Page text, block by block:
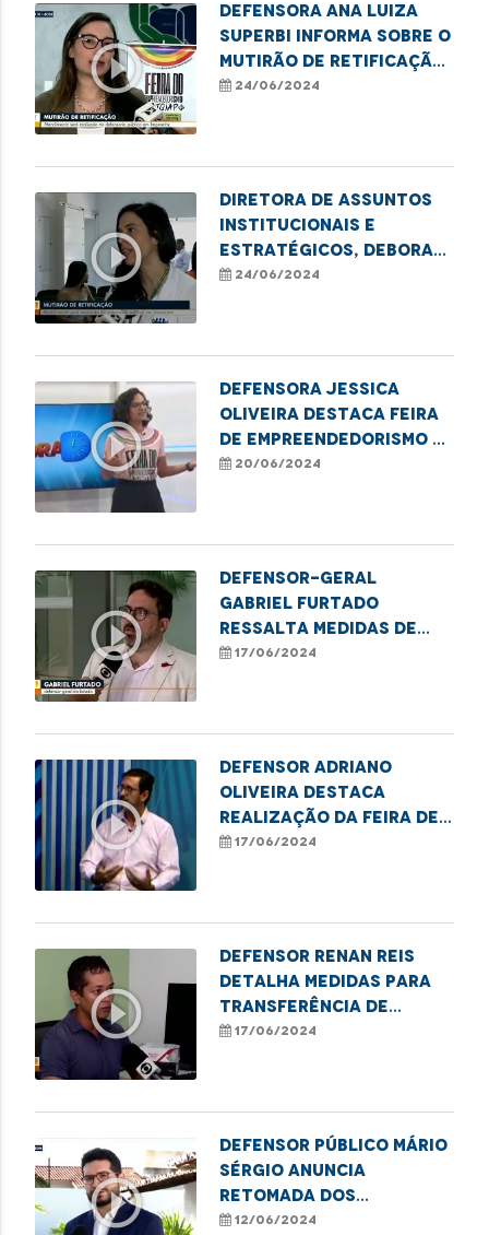
play_circle_outline
Defensora Ana Luiza
Superbi informa sobre o
mutirão de retificação
de nome e gênero em
24/06/2024
play_circle_outline
Diretora de Assuntos
Institucionais e
Estratégicos, Debora
Alcântara, destaca
Imperatriz
24/06/2024
play_circle_outline
Defensora Jessica
Oliveira destaca Feira
de Empreendedorismo e
mutirão de retificação
20/06/2024
play_circle_outline
Defensor-geral
Gabriel Furtado
ressalta medidas de
combate à violência
17/06/2024
play_circle_outline
Defensor Adriano
Oliveira destaca
realização da Feira de
Empreendedorismo e do
Imperatriz
17/06/2024
play_circle_outline
Defensor Renan Reis
detalha medidas para
transferência de
paciente renal de Codó
17/06/2024
play_circle_outline
Defensor público Mário
Sérgio anuncia
retomada dos
atendimentos
12/06/2024